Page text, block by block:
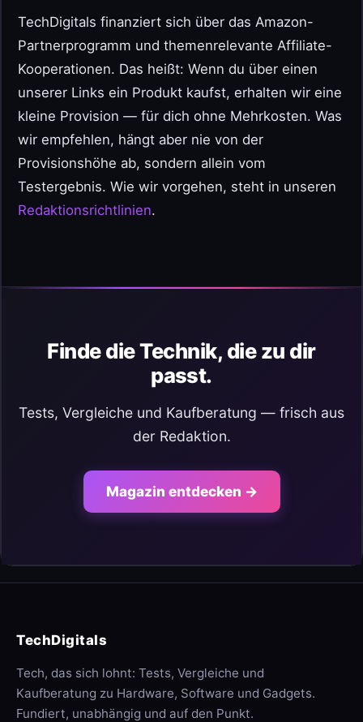
TechDigitals finanziert sich über das Amazon-
Partnerprogramm und themenrelevante Affiliate-
Kooperationen. Das heißt: Wenn du über einen
unserer Links ein Produkt kaufst, erhalten wir eine
kleine Provision — für dich ohne Mehrkosten. Was
wir empfehlen, hängt aber nie von der
Provisionshöhe ab, sondern allein vom
Testergebnis. Wie wir vorgehen, steht in unseren
Redaktionsrichtlinien.
Finde die Technik, die zu dir
passt.
Tests, Vergleiche und Kaufberatung — frisch aus
der Redaktion.
Magazin entdecken →
TechDigitals
Tech, das sich lohnt: Tests, Vergleiche und
Kaufberatung zu Hardware, Software und Gadgets.
Fundiert, unabhängig und auf den Punkt.